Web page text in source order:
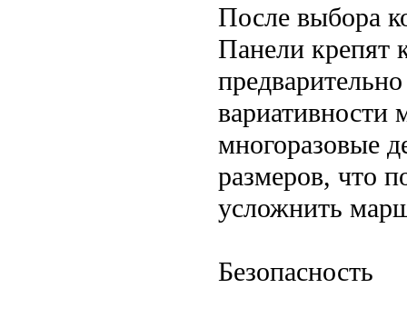
После выбора
Панели крепят
вариативности
многоразовые
размеров, что
усложнить
Безопасность